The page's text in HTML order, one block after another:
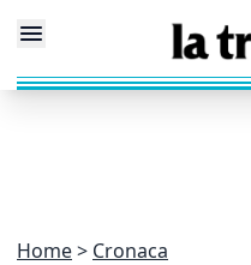
Home Cronaca